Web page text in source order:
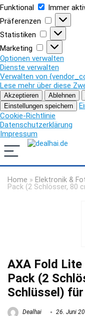
Funktional
Funktional
Immer
Präferenzen
Statistiken
Statistiken
Marketing
Marketing
Optionen verwalten
Dienste verwalten
Verwalten von
Lese mehr über diese
Akzeptieren Ablehnen
Einstellungen speichern
Cookie-Richtlinie
Datenschutzerklärung
Impressum
Home » Elektronik &
Pack (2 Schlösser, 80
AXA Fold
Pack (2
Schlüssel)
Dealhai 26. Juni